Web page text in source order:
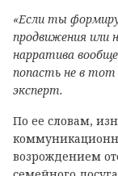
«Если ты
продвижения или
нарратива
попасть не в
эксперт.
По ее словам,
возрождением